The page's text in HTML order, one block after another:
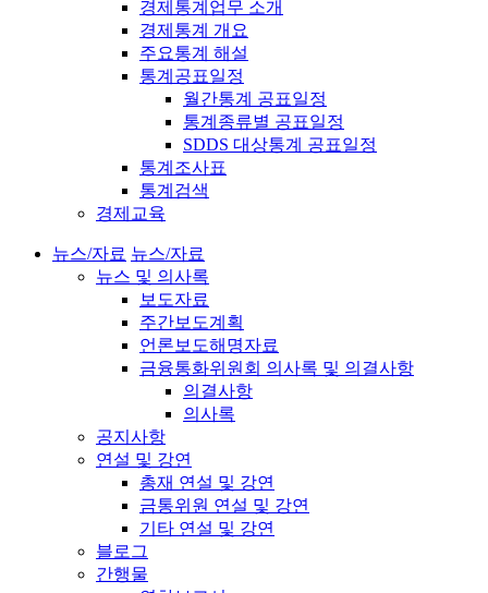
경제통계업무 소개
경제통계 개요
주요통계 해설
통계공표일정
월간통계 공표일정
통계종류별 공표일정
SDDS 대상통계 공표일정
통계조사표
통계검색
경제교육
뉴스/자료 뉴스/자료
뉴스 및 의사록
보도자료
주간보도계획
언론보도해명자료
금융통화위원회 의사록 및 의결사항
의결사항
의사록
공지사항
연설 및 강연
총재 연설 및 강연
금통위원 연설 및 강연
기타 연설 및 강연
블로그
간행물